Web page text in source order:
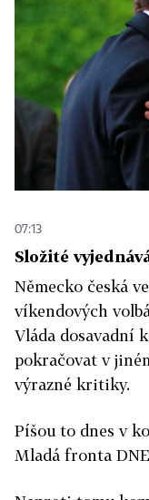
07:13
Složité
Německo česká
víkendových
Vláda dosavadní
pokračovat v
výrazné kritiky.
Píšou to dnes v
Mladá fronta